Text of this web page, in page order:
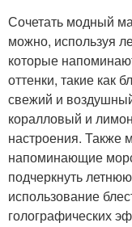
Сочетать модный
можно, используя
которые
оттенки, такие как
свежий и
коралловый и
настроения. Также
напоминающие
подчеркнуть
использование
голографических